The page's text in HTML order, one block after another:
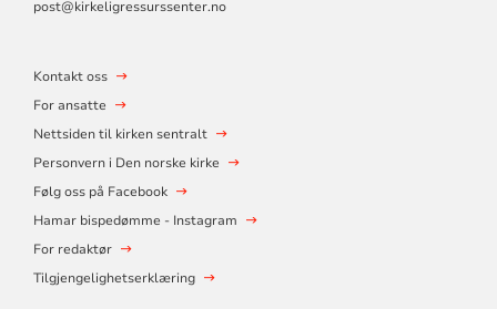
post@kirkeligressurssenter.no
Kontakt oss
For ansatte
Nettsiden til kirken sentralt
Personvern i Den norske kirke
Følg oss på Facebook
Hamar bispedømme - Instagram
For redaktør
Tilgjengelighetserklæring